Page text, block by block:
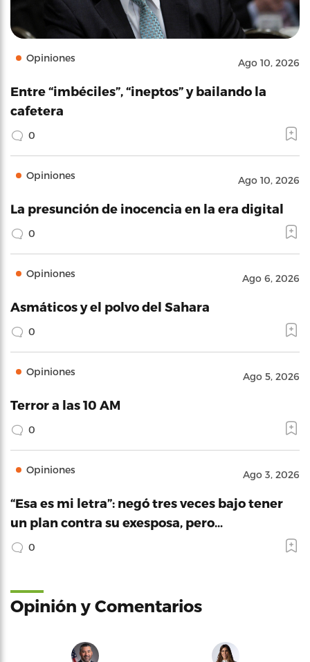
Opiniones Ago 10, 2026
Entre “imbéciles”, “ineptos” y bailando la
cafetera
0
Opiniones Ago 10, 2026
La presunción de inocencia en la era digital
0
Opiniones Ago 6, 2026
Asmáticos y el polvo del Sahara
0
Opiniones Ago 5, 2026
Terror a las 10 AM
0
Opiniones Ago 3, 2026
“Esa es mi letra”: negó tres veces bajo tener
un plan contra su exesposa, pero…
0
Opinión y Comentarios